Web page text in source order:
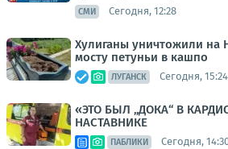
СМИ Сегодня, 12:28
Хулиганы уничтожили на
мосту петуньи в кашпо
ЛУГАНСК Сегодня, 15:24
«ЭТО БЫЛ „ДОКА“ В
НАСТАВНИКЕ
ПАБЛИКИ Сегодня,